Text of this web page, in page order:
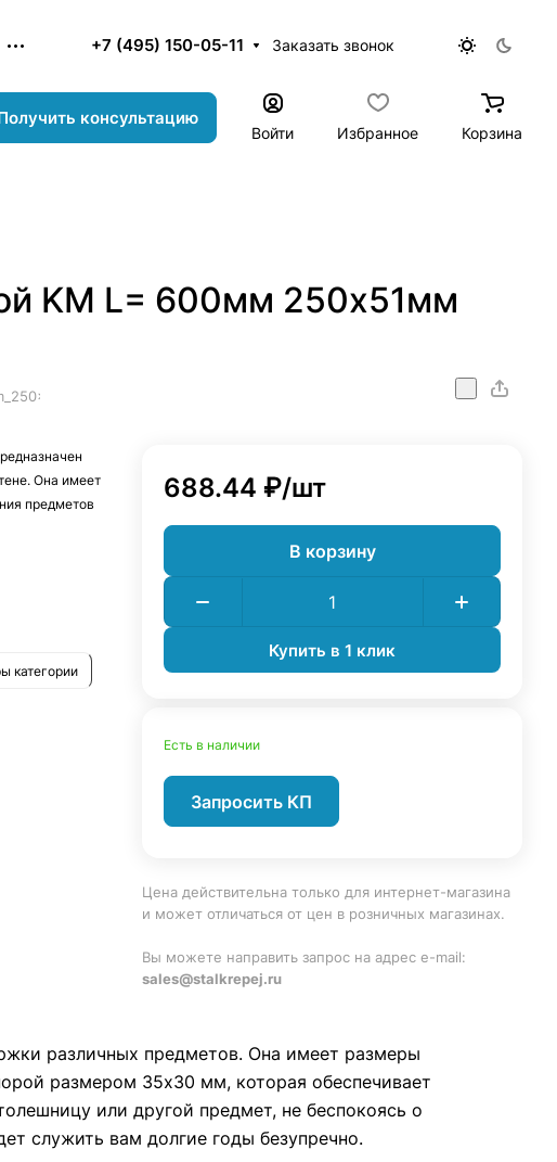
+7 (495) 150-05-11 Заказать звонок
консультацию
Войти Избранное Корзина
KM L= 600мм 250x51мм
Она имеет
предметов
категории
688.44 ₽/шт
В корзину
Купить в 1 клик
Есть в наличии
Запросить КП
Цена действительна только для интернет-магазина
и может отличаться от цен в розничных магазинах.
Вы можете направить запрос на адрес e-mail:
sales@stalkrepej.ru
различных предметов. Она имеет размеры
размером 35х30 мм, которая обеспечивает
или другой предмет, не беспокоясь о
служить вам долгие годы безупречно.